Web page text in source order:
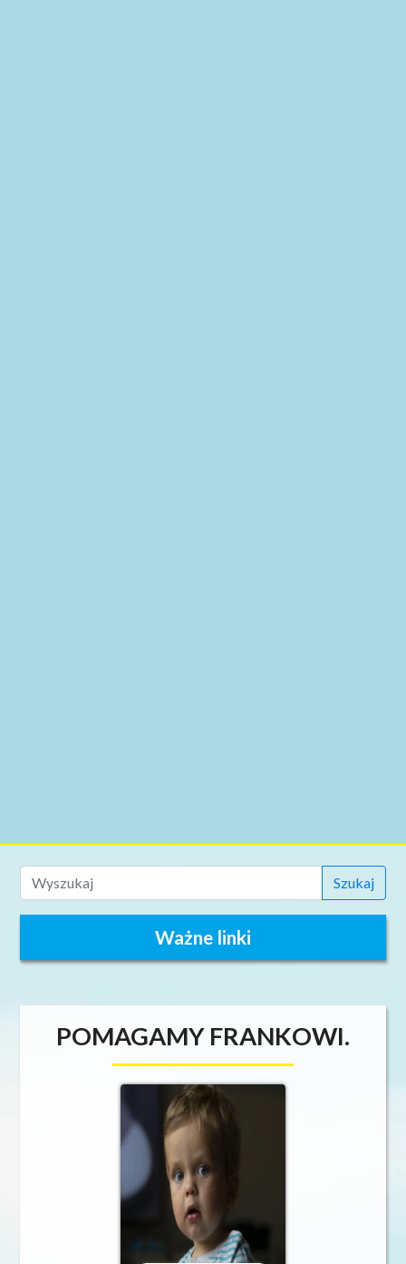
Szukaj
Ważne linki
POMAGAMY FRANKOWI.